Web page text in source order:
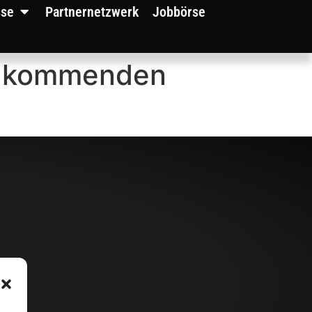
Partnernetzwerk Jobbörse